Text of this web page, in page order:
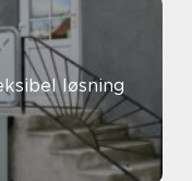
løsning